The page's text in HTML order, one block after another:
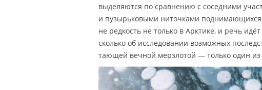
выделяются по сравнению с соседними
и пузырьковыми ниточками
не редкость не только в Арктике, и речь
сколько об исследовании возможных
тающей вечной мерзлотой — только один